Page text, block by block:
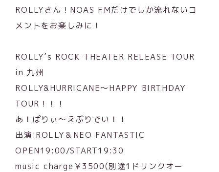
ROLLYさん！NOAS FMだけでしか流れないコ
メントをお楽しみに！
ROLLY’s ROCK THEATER RELEASE TOUR
in 九州
ROLLY&HURRICANE～HAPPY BIRTHDAY
TOUR！！！
あ！ぱりぃ～えぶりでい！！
出演:ROLLY＆NEO FANTASTIC
OPEN19:00/START19:30
music charge￥3500(別途1ドリンクオー